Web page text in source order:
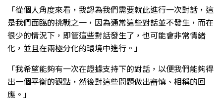
「從個人角度來看，我認為我們需要就此進行一次對話，這
是我們面臨的挑戰之一，因為通常這些對話並不發生，而在
很少的情況下，即管這些對話發生了，也可能會非常情緒
化，並且在兩極分化的環境中進行。」
「我希望能夠有一次在證據支持下的對話，以便我們能夠得
出一個平衡的觀點，然後對這些問題做出審慎、相稱的回
應。」